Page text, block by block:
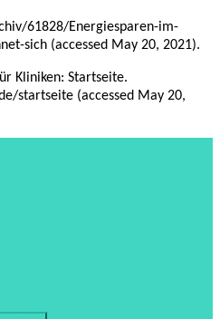
61828/Energiesparen-im-
sich (accessed May 20, 2021).
Kliniken: Startseite.
startseite (accessed May 20,